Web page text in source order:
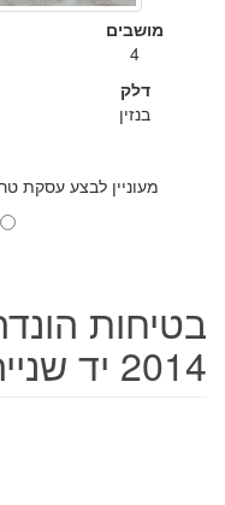
מושבים
4
דלק
בנזין
מעוניין לבצע עסקת
2014 יד שנייה